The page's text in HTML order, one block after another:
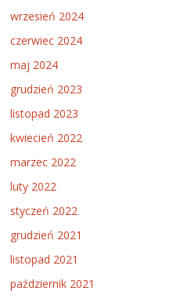
wrzesień 2024
czerwiec 2024
maj 2024
grudzień 2023
listopad 2023
kwiecień 2022
marzec 2022
luty 2022
styczeń 2022
grudzień 2021
listopad 2021
październik 2021